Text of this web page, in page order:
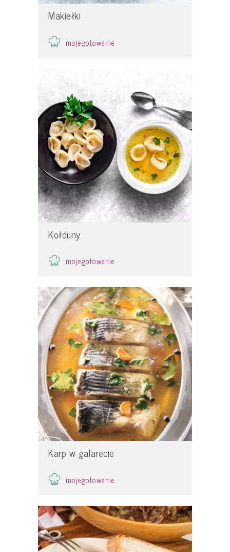
Makiełki
mojegotowanie
Kołduny
mojegotowanie
Karp w galarecie
mojegotowanie